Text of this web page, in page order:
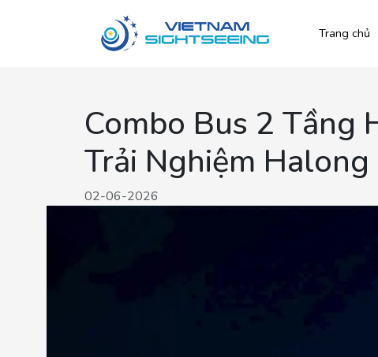
Trang chủ
Combo Bus 2 Tầng
Trải Nghiệm
02-06-2026